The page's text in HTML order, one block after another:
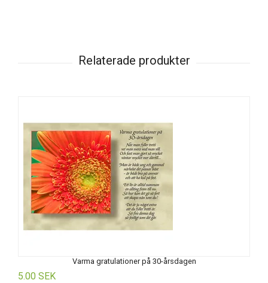
Varma gratulationer på 30-årsdagen
5.00 SEK